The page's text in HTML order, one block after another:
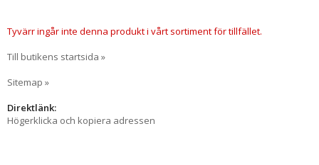
Tyvärr ingår inte denna produkt i vårt sortiment för tillfället.
Till butikens startsida »
Sitemap »
Direktlänk:
Högerklicka och kopiera adressen